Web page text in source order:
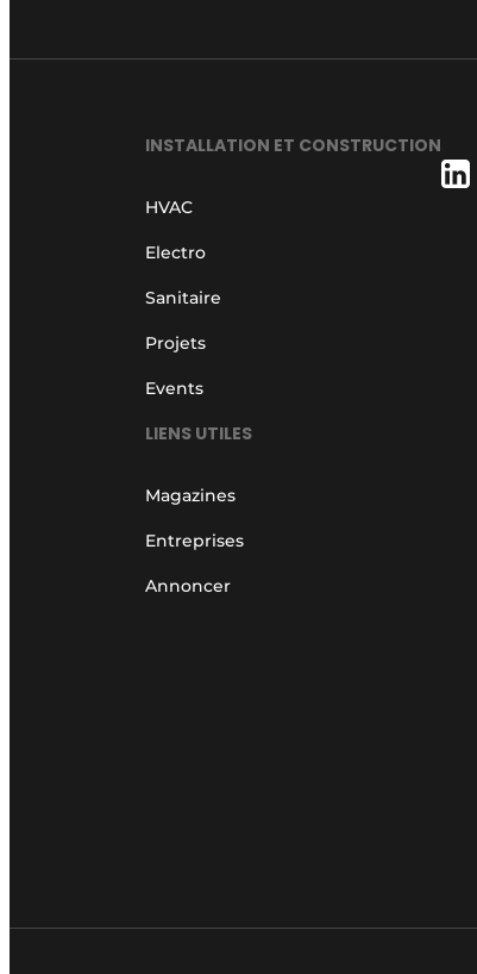
INSTALLATION ET CONSTRUCTION
HVAC
Electro
Sanitaire
Projets
Events
LIENS UTILES
Magazines
Entreprises
Annoncer